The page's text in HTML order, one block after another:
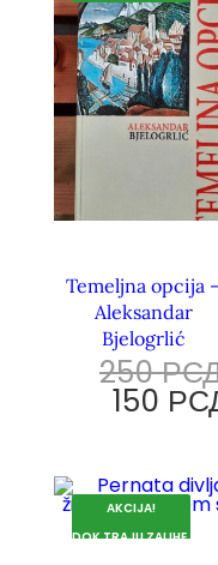
Temeljna opcija
Aleksandar
Bjelogrlić
250
150
AKCIJA!
DOK TRAJU ZALIHE.